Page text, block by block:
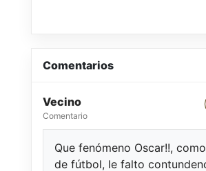
Comentarios
Vecino
Comentario
Que fenómeno Oscar!!,
de fútbol, le falto